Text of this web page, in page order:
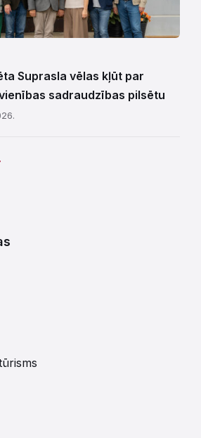
Suprasla vēlas kļūt par
sadraudzības pilsētu